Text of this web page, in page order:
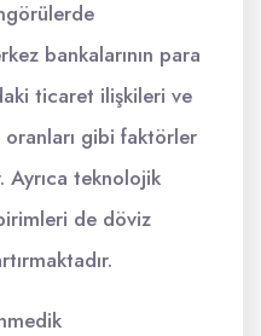
bankalarının para
ticaret ilişkileri ve
gibi faktörler
Ayrıca teknolojik
de döviz